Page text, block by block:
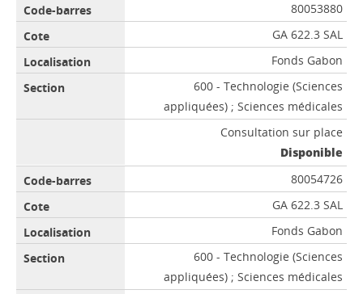
80053880
GA 622.3 SAL
Fonds Gabon
600 - Technologie (Sciences
appliquées) ; Sciences médicales
Consultation sur place
Disponible
80054726
GA 622.3 SAL
Fonds Gabon
600 - Technologie (Sciences
appliquées) ; Sciences médicales